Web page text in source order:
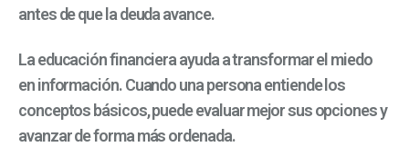
antes de que la deuda avance.
La educación financiera ayuda a transformar el miedo
en información. Cuando una persona entiende los
conceptos básicos, puede evaluar mejor sus opciones y
avanzar de forma más ordenada.